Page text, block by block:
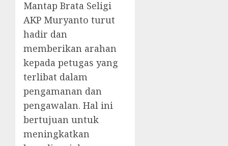
Mantap Brata Seligi
AKP Muryanto turut
hadir dan
memberikan arahan
kepada petugas yang
terlibat dalam
pengamanan dan
pengawalan. Hal ini
bertujuan untuk
meningkatkan